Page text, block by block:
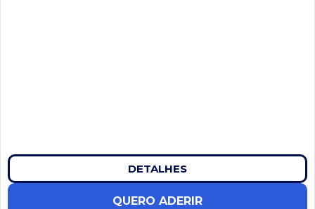
DETALHES
QUERO ADERIR